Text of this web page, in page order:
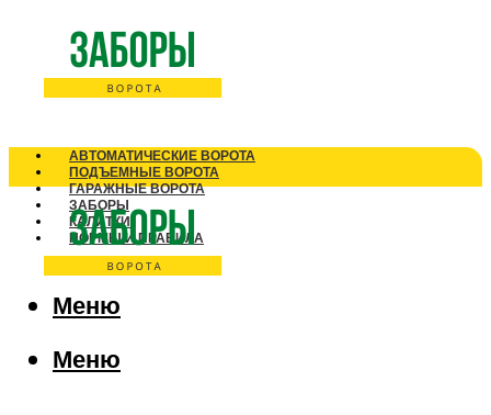
АВТОМАТИЧЕСКИЕ ВОРОТА
ПОДЪЕМНЫЕ ВОРОТА
ГАРАЖНЫЕ ВОРОТА
ЗАБОРЫ
КАЛИТКИ
НОРМЫ И ПРАВИЛА
Меню
Меню